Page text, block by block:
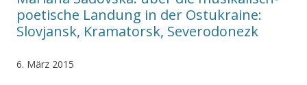
poetische Landung in der Ostukraine:
Slovjansk, Kramatorsk, Severodonezk
6. März 2015